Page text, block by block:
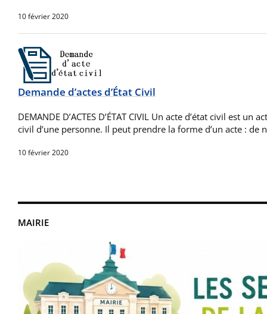
MAIRIE
10 février 2020
Demande d’actes d’État Civil
DEMANDE D’ACTES D’ÉTAT CIVIL Un acte d’état civil est un
civil d’une personne. Il peut prendre la forme d’un acte : de
10 février 2020